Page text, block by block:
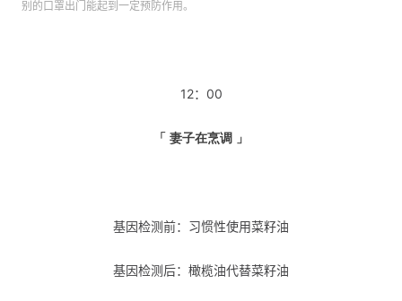
别的口罩出门能起到一定预防作用。
12：00
「 妻子在烹调 」
基因检测前：习惯性使用菜籽油
基因检测后：橄榄油代替菜籽油